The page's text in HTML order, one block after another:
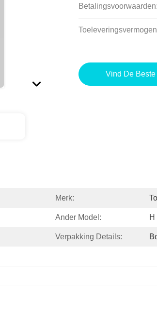
Vind De
Merk:
Ander Model: H
Verpakking Details: